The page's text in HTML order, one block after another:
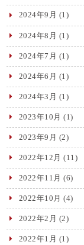
2024年9月 (1)
2024年8月 (1)
2024年7月 (1)
2024年6月 (1)
2024年3月 (1)
2023年10月 (1)
2023年9月 (2)
2022年12月 (11)
2022年11月 (6)
2022年10月 (4)
2022年2月 (2)
2022年1月 (1)